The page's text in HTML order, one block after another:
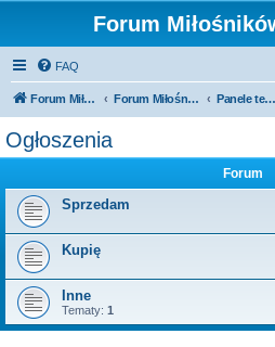
Forum
FAQ
Forum Miłośników Lotnictwa Forum Miłośników Lotnictwa Panele tematyczne
Ogłoszenia
Forum
Sprzedam
Kupię
Inne
Tematy: 1